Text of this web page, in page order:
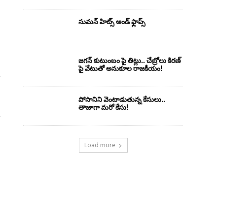
సుమ‌న్ హిట్స్ అండ్ ఫ్లాప్స్‌
జగన్ కుటుంబం పై తిట్లు.. చేబ్రోలు కిరణ్
పై వేటుతో అనుకూల రాజకీయం!
పోసానిని వెంటాడుతున్న కేసులు..
తాజాగా మరో కేసు!
Load more